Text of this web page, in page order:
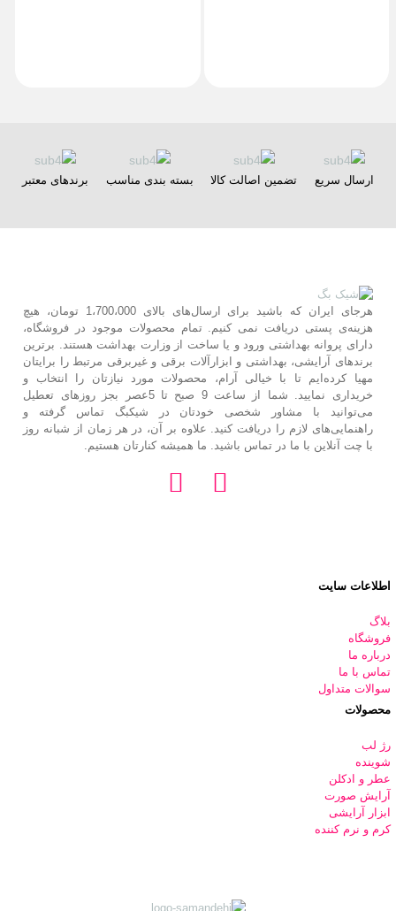
ارسال سریع تضمین اصالت کالا بسته بندی مناسب برندهای معتبر
هرجای ایران که باشید برای ارسال‌های بالای 1،700،000 تومان، هیچ
هزینه‌ی پستی دریافت نمی کنیم. تمام محصولات موجود در فروشگاه،
دارای پروانه بهداشتی ورود و یا ساخت از وزارت بهداشت هستند. برترین‌
برندهای آرایشی، بهداشتی و ابزارآلات برقی و غیربرقی مرتبط را برایتان
مهیا کرده‌ایم تا با خیالی آرام، محصولات مورد نیازتان را انتخاب و
خریداری نمایید. شما از ساعت 9 صبح تا 5عصر بجز روزهای تعطیل
می‌توانید با مشاور شخصی خودتان در شیکبگ تماس گرفته و
راهنمایی‌های لازم را دریافت کنید. علاوه بر آن، در هر زمان از شبانه روز
با چت آنلاین با ما در تماس باشید. ما همیشه کنارتان هستیم.
اطلاعات سایت
بلاگ
فروشگاه
درباره ما
تماس با ما
سوالات متداول
محصولات
رژ لب
شوینده
عطر و ادکلن
آرایش صورت
ابزار آرایشی
کرم و نرم کننده